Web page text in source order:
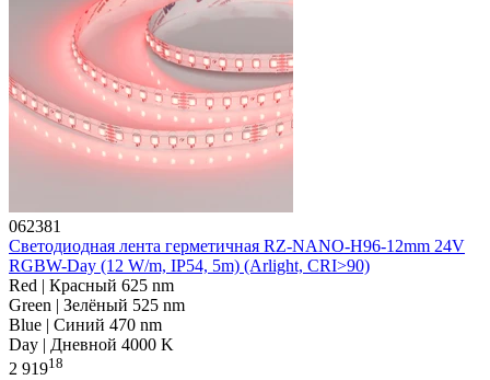
062381
Светодиодная лента герметичная RZ-NANO-H96-12mm 24V
RGBW-Day (12 W/m, IP54, 5m) (Arlight, CRI>90)
Red | Красный 625 nm
Green | Зелёный 525 nm
Blue | Синий 470 nm
Day | Дневной 4000 K
2 91918